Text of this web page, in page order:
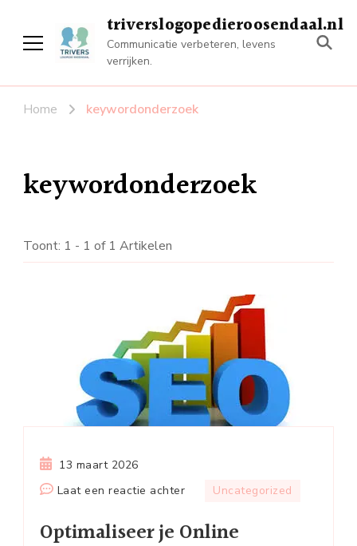
triverslogopedieroosendaal.nl
Communicatie verbeteren, levens
verrijken.
Home keywordonderzoek
keywordonderzoek
Toont: 1 - 1 of 1 Artikelen
13 maart 2026
Laat een reactie achterop
je
Uncategorized
Optimaliseer je Online